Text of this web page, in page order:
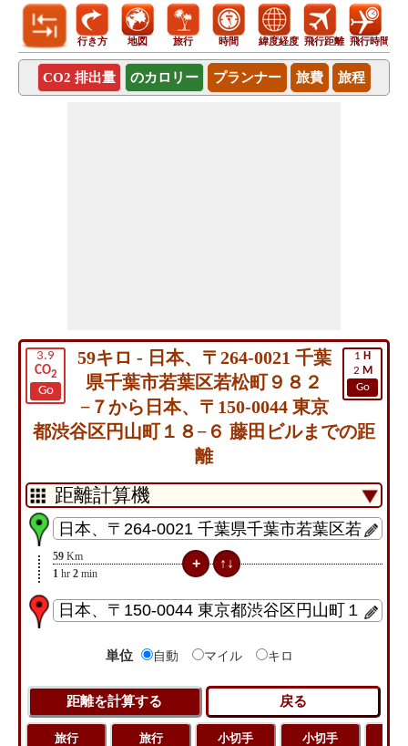
行き方 地図 旅行 時間 緯度経度 飛行距離 飛行時間
CO2 排出量 のカロリー プランナー 旅費 旅程
3.9
CO2
Go
1 H
2 M
Go
59キロ - 日本、〒264-0021 千葉
県千葉市若葉区若松町９８２
−７から日本、〒150-0044 東京
都渋谷区円山町１８−６ 藤田ビルまでの距
離
59 Km
1 hr 2 min
単位 自動 マイル キロ
旅行
旅行
小切手
小切手